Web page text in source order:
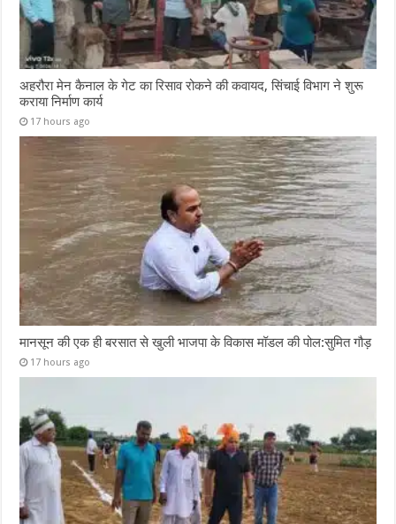
अहरौरा मेन कैनाल के गेट का रिसाव रोकने की कवायद, सिंचाई विभाग ने शुरू
कराया निर्माण कार्य
17 hours ago
मानसून की एक ही बरसात से खुली भाजपा के विकास मॉडल की पोल:सुमित गौड़
17 hours ago